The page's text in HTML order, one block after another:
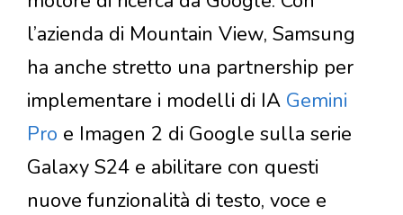
l’azienda di Mountain View, Samsung
ha anche stretto una partnership per
implementare i modelli di IA Gemini
Pro e Imagen 2 di Google sulla serie
Galaxy S24 e abilitare con questi
nuove funzionalità di testo, voce e